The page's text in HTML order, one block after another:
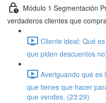
Módulo 1 Segmentación
verdaderos clientes que
Cliente ideal: Qué
que piden descuentos
Averiguando qué es
que tienes que hacer
que vendes. (23:29)